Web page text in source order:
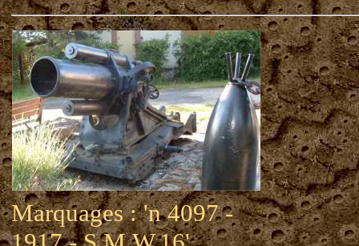
Marquages : 'n 4097 -